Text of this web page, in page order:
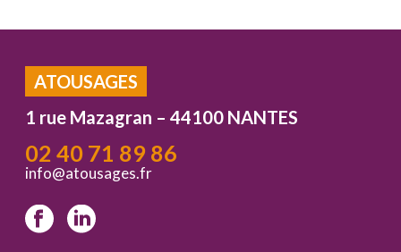
ATOUSAGES
1 rue Mazagran – 44100 NANTES
02 40 71 89 86
info@atousages.fr